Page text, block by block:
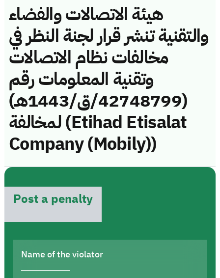
هيئة الاتصالات والفضاء
والتقنية تنشر قرار لجنة النظر في
مخالفات نظام الاتصالات
وتقنية المعلومات رقم
(42748799/ق/1443هـ)
لمخالفة (Etihad Etisalat
Company (Mobily))
Post a penalty
Name of the violator